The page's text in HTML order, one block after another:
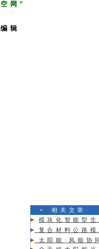
空网”
编辑
相关文章
模块化智能型
复合材料公路模
太阳能·风能协